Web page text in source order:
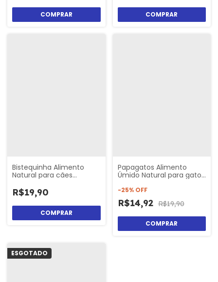
Bistequinha Alimento
Natural para cães
R$19,90
Papagatos Alimento
Úmido Natural para gatos
-25% OFF
R$14,92 R$19,90
ESGOTADO